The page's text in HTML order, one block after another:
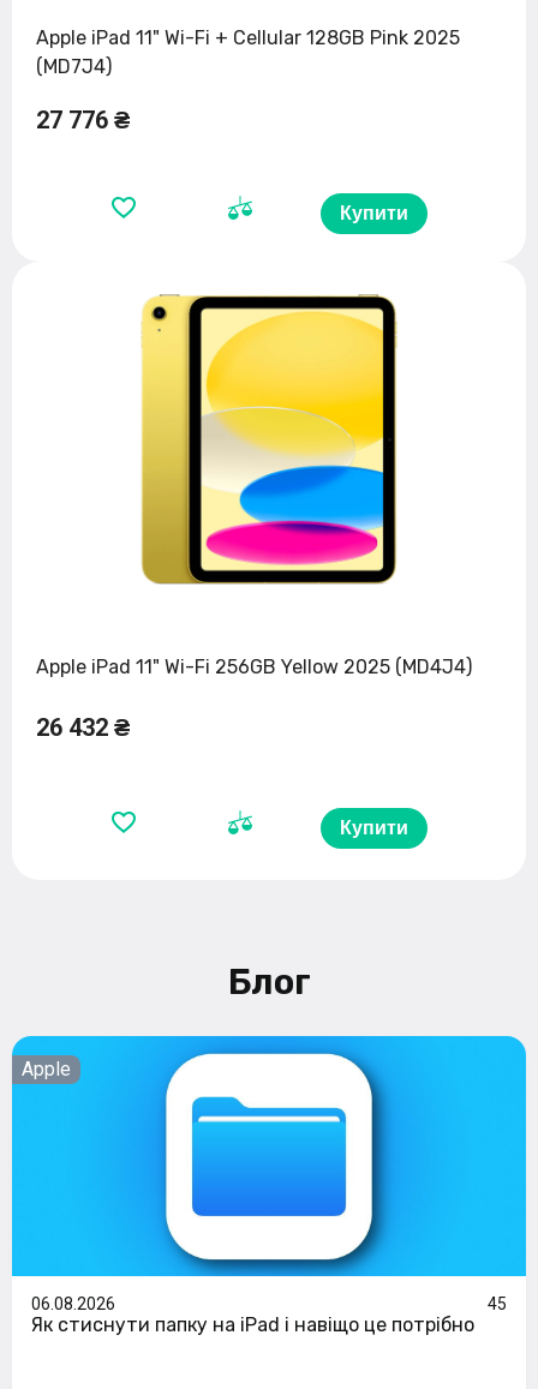
Apple iPad 11" Wi-Fi + Cellular 128GB Pink 2025
(MD7J4)
27 776 ₴
Купити
Apple iPad 11" Wi-Fi 256GB Yellow 2025 (MD4J4)
26 432 ₴
Купити
Блог
Apple
06.08.2026 45
Як стиснути папку на iPad і навіщо це потрібно